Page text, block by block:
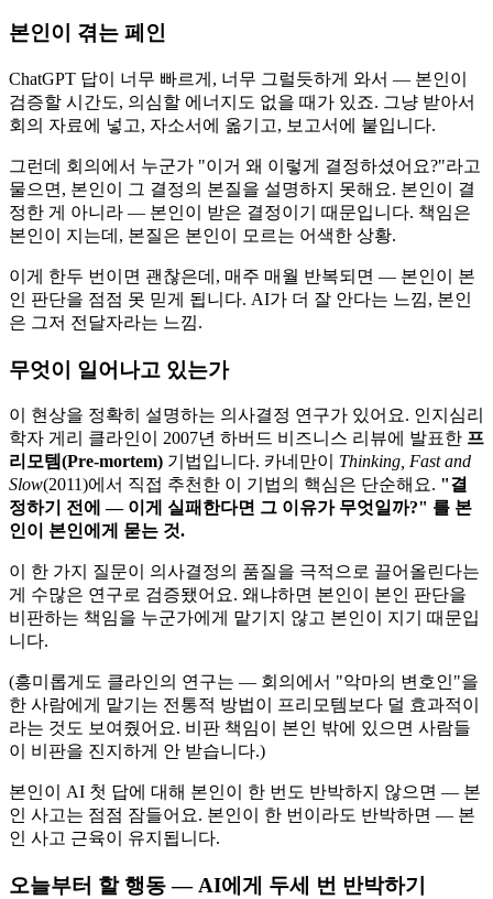
본인이 겪는 페인
ChatGPT 답이 너무 빠르게, 너무 그럴듯하게 와서 — 본인이
검증할 시간도, 의심할 에너지도 없을 때가 있죠. 그냥 받아서
회의 자료에 넣고, 자소서에 옮기고, 보고서에 붙입니다.
그런데 회의에서 누군가 "이거 왜 이렇게 결정하셨어요?"라고
물으면, 본인이 그 결정의 본질을 설명하지 못해요. 본인이 결
정한 게 아니라 — 본인이 받은 결정이기 때문입니다. 책임은
본인이 지는데, 본질은 본인이 모르는 어색한 상황.
이게 한두 번이면 괜찮은데, 매주 매월 반복되면 — 본인이 본
인 판단을 점점 못 믿게 됩니다. AI가 더 잘 안다는 느낌, 본인
은 그저 전달자라는 느낌.
무엇이 일어나고 있는가
이 현상을 정확히 설명하는 의사결정 연구가 있어요. 인지심리
학자 게리 클라인이 2007년 하버드 비즈니스 리뷰에 발표한 프
리모템(Pre-mortem) 기법입니다. 카네만이 Thinking, Fast and
Slow(2011)에서 직접 추천한 이 기법의 핵심은 단순해요. "결
정하기 전에 — 이게 실패한다면 그 이유가 무엇일까?" 를 본
인이 본인에게 묻는 것.
이 한 가지 질문이 의사결정의 품질을 극적으로 끌어올린다는
게 수많은 연구로 검증됐어요. 왜냐하면 본인이 본인 판단을
비판하는 책임을 누군가에게 맡기지 않고 본인이 지기 때문입
니다.
(흥미롭게도 클라인의 연구는 — 회의에서 "악마의 변호인"을
한 사람에게 맡기는 전통적 방법이 프리모템보다 덜 효과적이
라는 것도 보여줬어요. 비판 책임이 본인 밖에 있으면 사람들
이 비판을 진지하게 안 받습니다.)
본인이 AI 첫 답에 대해 본인이 한 번도 반박하지 않으면 — 본
인 사고는 점점 잠들어요. 본인이 한 번이라도 반박하면 — 본
인 사고 근육이 유지됩니다.
오늘부터 할 행동 — AI에게 두세 번 반박하기